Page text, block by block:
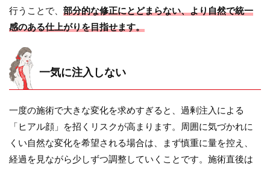
行うことで、 部分的な修正にとどまらない、より自然で統一
感のある仕上がりを目指せます。
一気に注入しない
一度の施術で大きな変化を求めすぎると、過剰注入による
「ヒアル顔」を招くリスクが高まります。周囲に気づかれに
くい自然な変化を希望される場合は、まず慎重に量を控え、
経過を見ながら少しずつ調整していくことです。施術直後は